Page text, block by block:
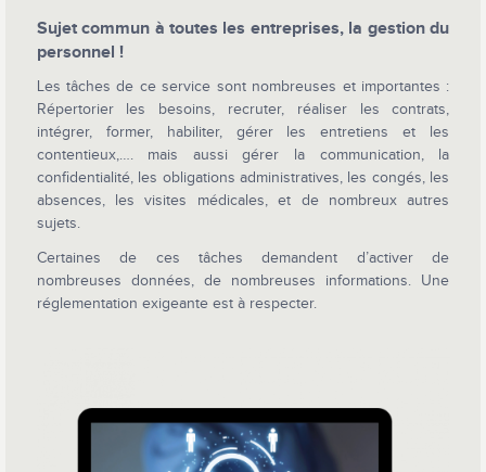
Sujet commun à toutes les entreprises, la gestion du
personnel !
Les tâches de ce service sont nombreuses et importantes :
Répertorier les besoins, recruter, réaliser les contrats,
intégrer, former, habiliter, gérer les entretiens et les
contentieux,…. mais aussi gérer la communication, la
confidentialité, les obligations administratives, les congés, les
absences, les visites médicales, et de nombreux autres
sujets.
Certaines de ces tâches demandent d’activer de
nombreuses données, de nombreuses informations. Une
réglementation exigeante est à respecter.